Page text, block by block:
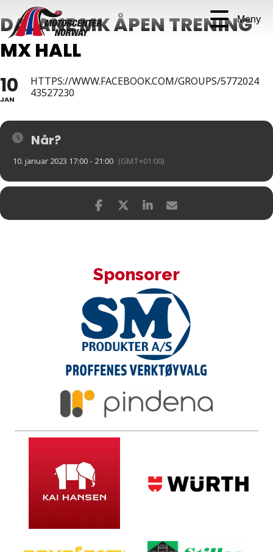
Meny
DALANE MK ÅPEN TRENING
MX HALL
10
JAN
HTTPS://WWW.FACEBOOK.COM/GROUPS/5772024
43527230
Når?
10. januar 2023 17:00 - 21:00 (GMT+01:00)
Sponsorer